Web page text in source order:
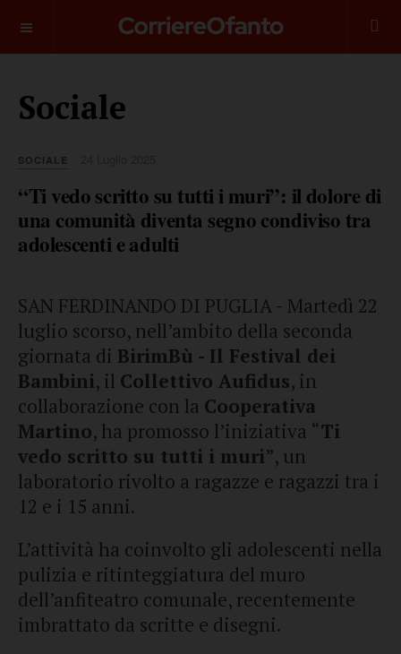
Sociale
SOCIALE
“Ti vedo scritto su tutti i muri”: il dolore di
una comunità diventa segno condiviso tra
adolescenti e adulti
SAN FERDINANDO DI PUGLIA - Martedì 22
luglio scorso, nell’ambito della seconda
giornata di BirimBù - Il Festival dei
Bambini, il Collettivo Aufidus, in
collaborazione con la Cooperativa
Martino, ha promosso l’iniziativa “Ti
vedo scritto su tutti i muri”, un
laboratorio rivolto a ragazze e ragazzi tra i
12 e i 15 anni.
L’attività ha coinvolto gli adolescenti nella
pulizia e ritinteggiatura del muro
dell’anfiteatro comunale, recentemente
imbrattato da scritte e disegni.